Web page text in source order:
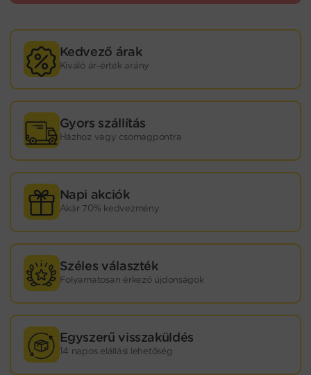
Kedvező árak
Kiváló ár-érték arány
Gyors szállítás
Házhoz vagy csomagpontra
Napi akciók
Akár 70% kedvezmény
Széles választék
Folyamatosan érkező újdonságok
Egyszerű visszaküldés
14 napos elállási lehetőség